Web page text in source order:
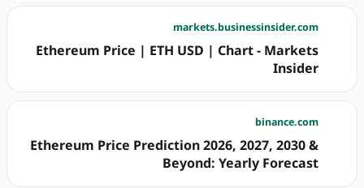
markets.businessinsider.com
Ethereum Price | ETH USD | Chart - Markets
Insider
binance.com
Ethereum Price Prediction 2026, 2027, 2030 &
Beyond: Yearly Forecast